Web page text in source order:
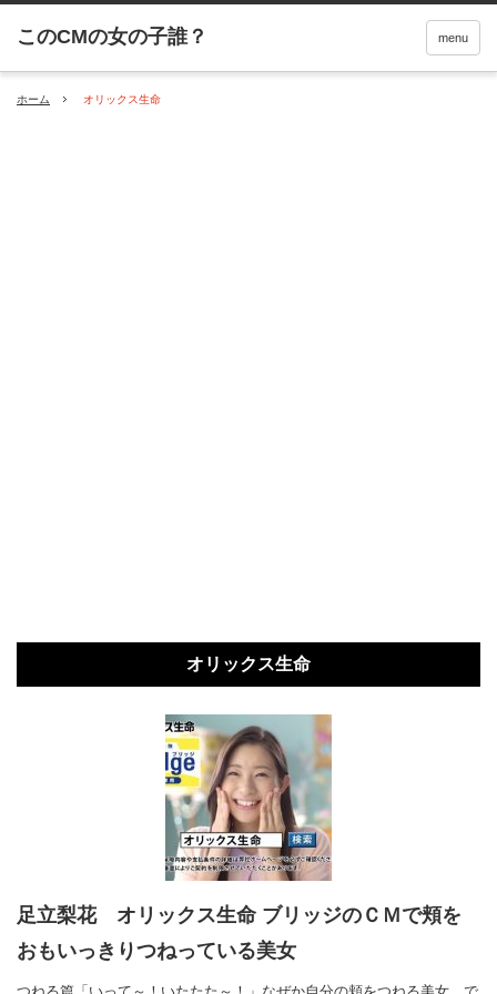
menu
ホーム オリックス生命
オリックス生命
足立梨花 オリックス生命 ブリッジのＣＭで頬を
おもいっきりつねっている美女